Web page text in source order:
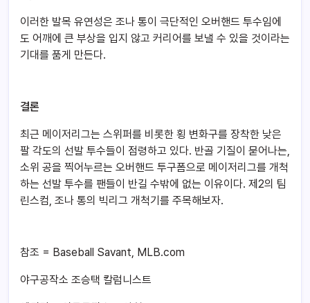
이러한 발목 유연성은 조나 통이 극단적인 오버핸드 투수임에
도 어깨에 큰 부상을 입지 않고 커리어를 보낼 수 있을 것이라는
기대를 품게 만든다.
결론
최근 메이저리그는 스위퍼를 비롯한 횡 변화구를 장착한 낮은
팔 각도의 선발 투수들이 점령하고 있다. 반골 기질이 묻어나는,
소위 공을 찍어누르는 오버핸드 투구폼으로 메이저리그를 개척
하는 선발 투수를 팬들이 반길 수밖에 없는 이유이다. 제2의 팀
린스컴, 조나 통의 빅리그 개척기를 주목해보자.
참조 = Baseball Savant, MLB.com
야구공작소 조승택 칼럼니스트